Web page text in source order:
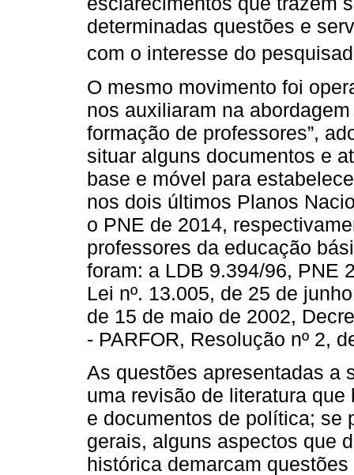
determinadas questões e
com o interesse do
O mesmo movimento foi
nos auxiliaram na
formação de professores”,
situar alguns documentos e
base e móvel para
nos dois últimos Planos
o PNE de 2014,
professores da educação
foram: a LDB 9.394/96, PNE
Lei nº. 13.005, de 25 de
de 15 de maio de 2002,
- PARFOR, Resolução nº 2,
As questões apresentadas a
uma revisão de literatura
e documentos de política; se
gerais, alguns aspectos que
histórica demarcam